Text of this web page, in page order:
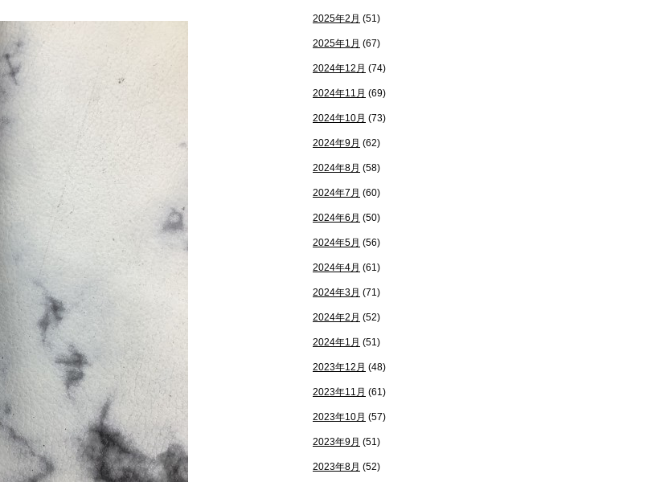
2025年2月 (51)
2025年1月 (67)
2024年12月 (74)
2024年11月 (69)
2024年10月 (73)
2024年9月 (62)
2024年8月 (58)
2024年7月 (60)
2024年6月 (50)
2024年5月 (56)
2024年4月 (61)
2024年3月 (71)
2024年2月 (52)
2024年1月 (51)
2023年12月 (48)
2023年11月 (61)
2023年10月 (57)
2023年9月 (51)
2023年8月 (52)